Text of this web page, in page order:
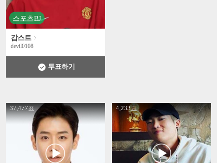
스포츠BJ
감스트
devil0108
투표하기
37,477표
' + 4,233표
' +